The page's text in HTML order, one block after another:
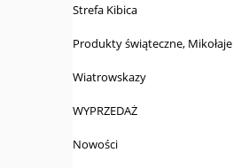
Strefa Kibica
Produkty świąteczne, Mikołaje
Wiatrowskazy
WYPRZEDAŻ
Nowości